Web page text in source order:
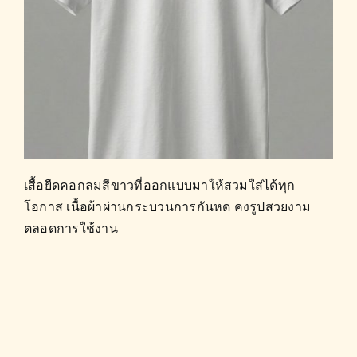
เสื้อยืดคอกลมสีขาวที่ออกแบบมาให้สวมใส่ได้ทุก
โอกาส เนื้อผ้าผ่านกระบวนการกันหด คงรูปสวยงาม
ตลอดการใช้งาน